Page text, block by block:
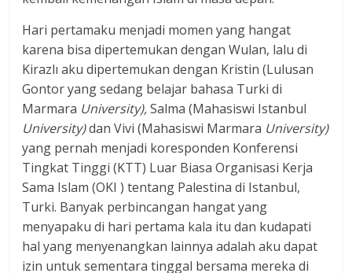
Hari pertamaku menjadi momen yang hangat
karena bisa dipertemukan dengan Wulan, lalu di
Kirazlı aku dipertemukan dengan Kristin (Lulusan
Gontor yang sedang belajar bahasa Turki di
Marmara University),Salma (Mahasiswi Istanbul
University)dan Vivi (Mahasiswi Marmara University)
yang pernah menjadi koresponden Konferensi
Tingkat Tinggi (KTT) Luar Biasa Organisasi Kerja
Sama Islam (OKI ) tentang Palestina di Istanbul,
Turki. Banyak perbincangan hangat yang
menyapaku di hari pertama kala itu dan kudapati
hal yang menyenangkan lainnya adalah aku dapat
izin untuk sementara tinggal bersama mereka di